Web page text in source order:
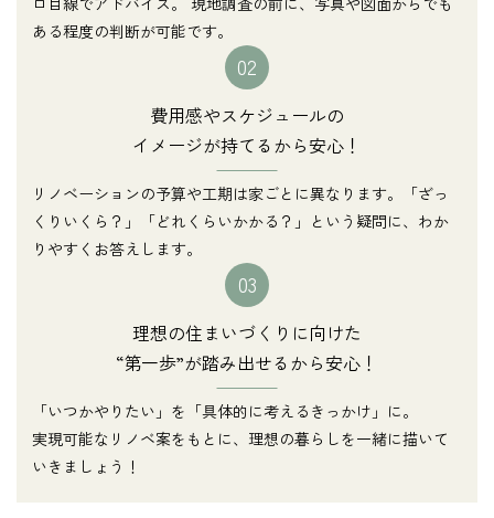
ある程度の判断が可能です。
02
費用感やスケジュールの
イメージが持てるから安心！
リノベーションの予算や工期は家ごとに異なります。「ざっ
くりいくら？」「どれくらいかかる？」という疑問に、わか
りやすくお答えします。
03
理想の住まいづくりに向けた
“第一歩”が踏み出せるから安心！
「いつかやりたい」を「具体的に考えるきっかけ」に。
実現可能なリノベ案をもとに、理想の暮らしを一緒に描いて
いきましょう！